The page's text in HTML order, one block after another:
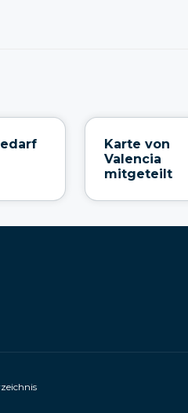
Karte von
Valencia
mitgeteilt